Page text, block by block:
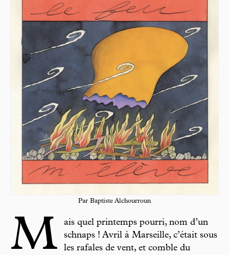
Par Baptiste Alchourroun
M
ais quel printemps pourri, nom d’un
schnaps ! Avril à Marseille, c’était sous
les rafales de vent, et comble du